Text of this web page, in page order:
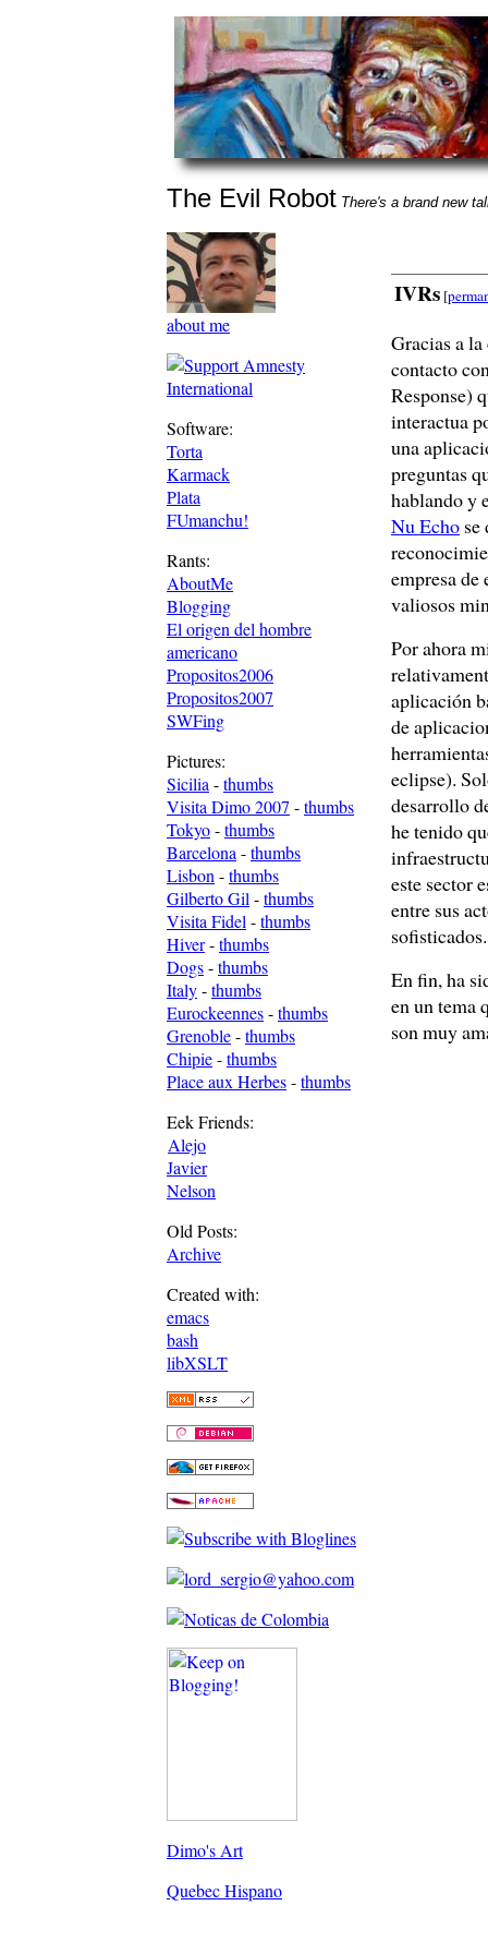
The Evil Robot There's a brand new
about me
Software:
Torta
Karmack
Plata
FUmanchu!
Rants:
AboutMe
Blogging
El origen del hombre
americano
Propositos2006
Propositos2007
SWFing
Pictures:
Sicilia -thumbs
Visita Dimo 2007 -thumbs
Tokyo-thumbs
Barcelona -thumbs
Lisbon -thumbs
Gilberto Gil -thumbs
Visita Fidel -thumbs
Hiver-thumbs
Dogs-thumbs
Italy-thumbs
Eurockeennes-thumbs
Grenoble-thumbs
Chipie-thumbs
Place aux Herbes-thumbs
Eek Friends:
Alejo
Javier
Nelson
Old Posts:
Archive
Created with:
emacs
bash
libXSLT
Dimo's Art
Quebec Hispano
IVRs [
Gracias a
contacto
Response)
interactua
una
preguntas
hablando y
Nu Echo se
empresa de
valiosos
Por ahora
aplicación
de
eclipse).
desarrollo
he tenido
este sector
entre sus
sofisticados.
En fin, ha
en un tema
son muy